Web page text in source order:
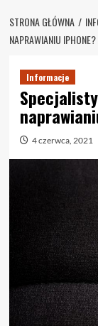
STRONA GŁÓWNA
NAPRAWIANIU IPHONE?
Informacje
4 czerwca, 2021